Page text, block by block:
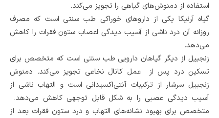
استفاده از دمنوش‌های گیاهی را تجویز می‌کند.
گیاه آرنیکا یکی از داروهای خوراکی طب سنتی است که مصرف
روزانه آن درد ناشی از آسیب دیدگی اعصاب ستون فقرات را کاهش
می‌دهد.
زنجبیل از دیگر گیاهان دارویی طب سنتی است که متخصص‌ برای
تسکین درد پس از عمل کانال نخاعی تجویز می‌کند‌. دمنوش
زنجبیل سرشار از ترکیبات آنتی‌اکسیدانی است و التهاب ناشی از
آسیب دیدگی عصبی را به شکل قابل توجهی کاهش می‌دهد.
متخصص برای بهبود نشانه‌های التهاب و درد ستون فقرات بعد از